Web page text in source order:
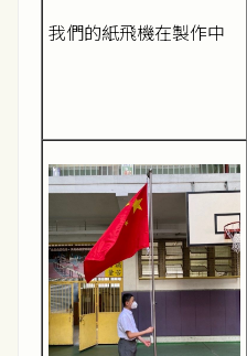
我們的紙飛機在製作中